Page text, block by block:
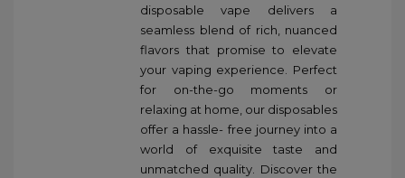
disposable vape delivers a
seamless blend of rich, nuanced
flavors that promise to elevate
your vaping experience. Perfect
for on-the-go moments or
relaxing at home, our disposables
offer a hassle- free journey into a
world of exquisite taste and
unmatched quality. Discover the